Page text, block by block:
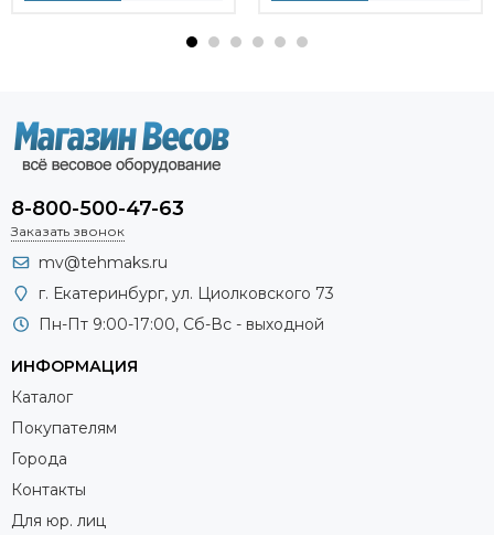
8-800-500-47-63
Заказать звонок
mv@tehmaks.ru
г. Екатеринбург, ул. Циолковского 73
Пн-Пт 9:00-17:00, Сб-Вс - выходной
ИНФОРМАЦИЯ
Каталог
Покупателям
Города
Контакты
Для юр. лиц